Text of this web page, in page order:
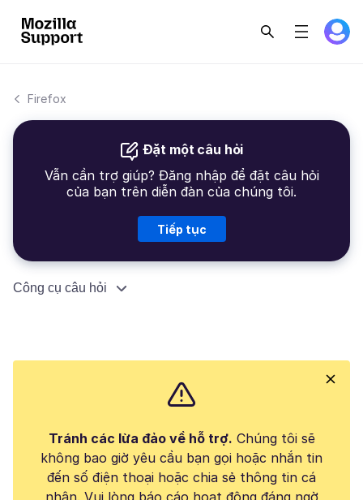
Firefox
Đặt một câu hỏi
Vẫn cần trợ giúp? Đăng nhập để đặt câu hỏi
của bạn trên diễn đàn của chúng tôi.
Tiếp tục
Công cụ câu hỏi
Tránh các lừa đảo về hỗ trợ. Chúng tôi sẽ
không bao giờ yêu cầu bạn gọi hoặc nhắn tin
đến số điện thoại hoặc chia sẻ thông tin cá